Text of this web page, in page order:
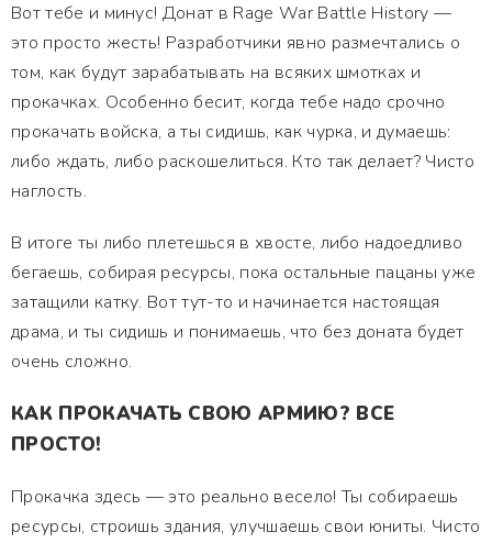
Вот тебе и минус! Донат в Rage War Battle History —
это просто жесть! Разработчики явно размечтались о
том, как будут зарабатывать на всяких шмотках и
прокачках. Особенно бесит, когда тебе надо срочно
прокачать войска, а ты сидишь, как чурка, и думаешь:
либо ждать, либо раскошелиться. Кто так делает? Чисто
наглость.
В итоге ты либо плетешься в хвосте, либо надоедливо
бегаешь, собирая ресурсы, пока остальные пацаны уже
затащили катку. Вот тут-то и начинается настоящая
драма, и ты сидишь и понимаешь, что без доната будет
очень сложно.
КАК ПРОКАЧАТЬ СВОЮ АРМИЮ? ВСЕ
ПРОСТО!
Прокачка здесь — это реально весело! Ты собираешь
ресурсы, строишь здания, улучшаешь свои юниты. Чисто